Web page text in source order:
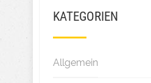
KATEGORIEN
Allgemein